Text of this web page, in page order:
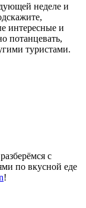
неделе и
интересные и
потанцевать,
туристами.
с
по вкусной еде
!